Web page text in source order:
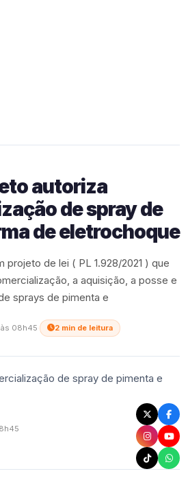
autoriza
de spray de
de eletrochoque
projeto de lei ( PL 1.928/2021 ) que
a aquisição, a posse e
sprays de pimenta e
08h45 2 min de leitura